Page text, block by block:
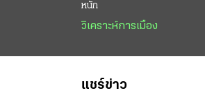
หนัก
วิเคราะห์การเมือง
แชร์ข่าว